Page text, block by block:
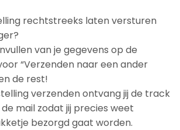
rechtstreeks laten versturen
van je gegevens op de
“Verzenden naar een ander
de rest!
verzenden ontvang jij de track
mail zodat jij precies weet
bezorgd gaat worden.